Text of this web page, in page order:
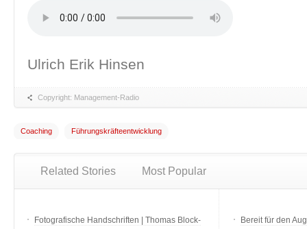
Ulrich Erik Hinsen
Copyright: Management-Radio
Coaching Führungskräfteentwicklung
Related Stories Most Popular
Fotografische Handschriften | Thomas Block-
Bereit für den